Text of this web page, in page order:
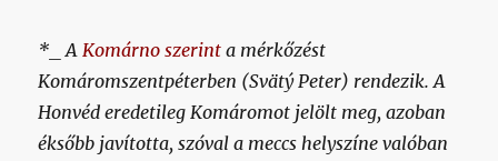
*_ A Komárno szerint a mérkőzést
Komáromszentpéterben (Svätý Peter) rendezik. A
Honvéd eredetileg Komáromot jelölt meg, azoban
éksőbb javította, szóval a meccs helyszíne valóban